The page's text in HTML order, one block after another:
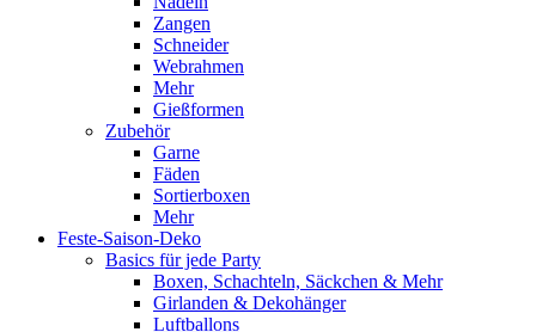
Zangen
Schneider
Webrahmen
Mehr
Gießformen
Zubehör
Garne
Fäden
Sortierboxen
Mehr
Feste-Saison-Deko
Basics für jede Party
Boxen, Schachteln, Säckchen & Mehr
Girlanden & Dekohänger
Luftballons